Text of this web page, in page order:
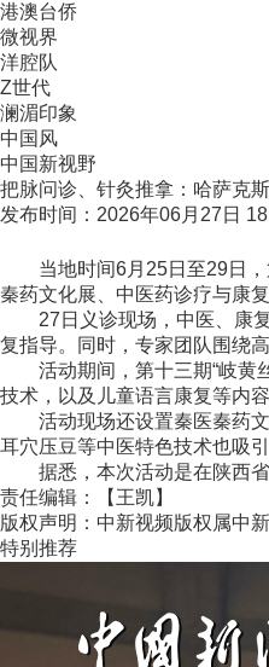
港澳台侨
微视界
洋腔队
Z世代
澜湄印象
中国风
中国新视野
把脉问诊、针灸推拿：哈萨克
发布时间：2026年06月27日
当地时间6月25日至29日，
秦药文化展、中医药诊疗与康
27日义诊现场，中医、康复
复指导。同时，专家团队围绕
活动期间，第十三期“岐黄丝
技术，以及儿童语言康复等内
活动现场还设置秦医秦药文
耳穴压豆等中医特色技术也吸
据悉，本次活动是在陕西省
责任编辑：【王凯】
版权声明：中新视频版权属中
特别推荐